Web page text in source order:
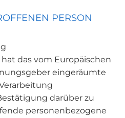
PERSON
das vom Europäischen
eingeräumte
darüber zu
personenbezogene